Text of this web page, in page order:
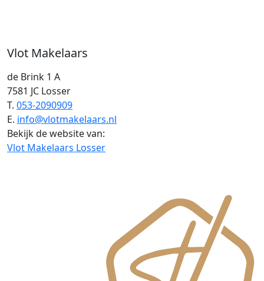
Vlot Makelaars
de Brink 1 A
7581 JC Losser
T. 053-2090909
E. info@vlotmakelaars.nl
Bekijk de website van:
Vlot Makelaars Losser